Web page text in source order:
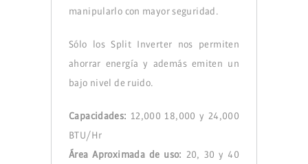
manipularlo con mayor seguridad.
Sólo los Split Inverter nos permiten
ahorrar energía y además emiten un
bajo nivel de ruido.
Capacidades: 12,000 18,000 y 24,000
BTU/Hr
Área Aproximada de uso: 20, 30 y 40